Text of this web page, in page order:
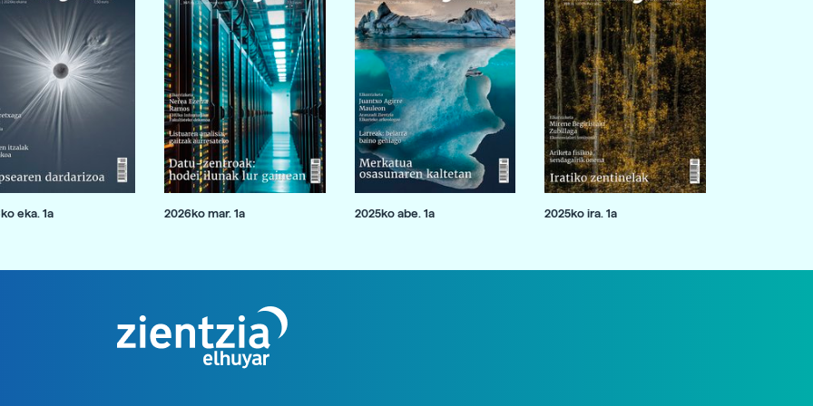
eka. 1a 2026ko mar. 1a 2025ko abe. 1a 2025ko ira. 1a